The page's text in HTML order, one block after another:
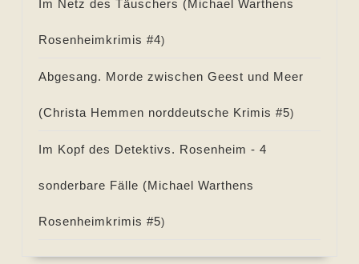
Im Netz des Täuschers (Michael Warthens
Rosenheimkrimis #4)
Abgesang. Morde zwischen Geest und Meer
(Christa Hemmen norddeutsche Krimis #5)
Im Kopf des Detektivs. Rosenheim - 4
sonderbare Fälle (Michael Warthens
Rosenheimkrimis #5)